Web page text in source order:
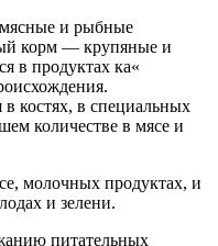
и рыбные
корм — крупяные и
в продуктах ка«
костях, в специальных
количестве в мясе и
молочных продуктах, и
и зелени.
питательных